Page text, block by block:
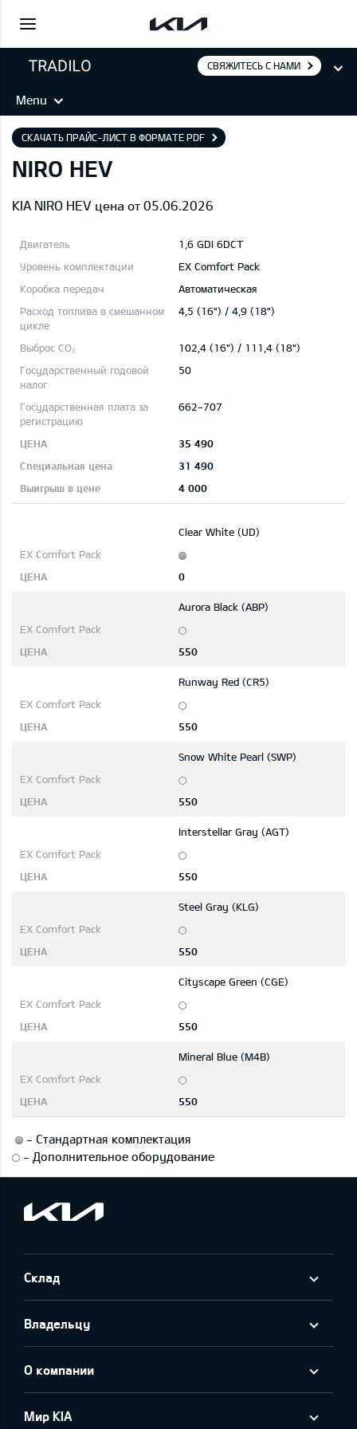
СВЯЖИТЕСЬ С НАМИ
Menu
СКАЧАТЬ ПРАЙС-ЛИСТ В ФОРМАТЕ PDF
NIRO HEV
KIA NIRO HEV цена от 05.06.2026
1,6 GDI 6DCT
EX Comfort Pack
Автоматическая
4,5 (16") / 4,9 (18")
102,4 (16") / 111,4 (18")
50
662-707
35 490
31 490
4 000
Clear White (UD)
0
Aurora Black (ABP)
550
Runway Red (CR5)
550
Snow White Pearl (SWP)
550
Interstellar Gray (AGT)
550
Steel Gray (KLG)
550
Cityscape Green (CGE)
550
Mineral Blue (M4B)
550
- Стандартная комплектация
- Дополнительное оборудование
Склад
Владельцу
О компании
Мир KIA